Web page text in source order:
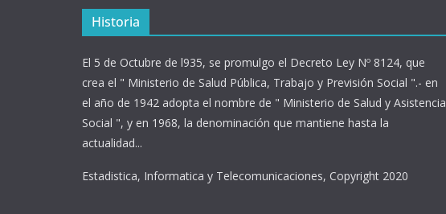
Historia
El 5 de Octubre de l935, se promulgo el Decreto Ley Nº 8124, que
crea el " Ministerio de Salud Pública, Trabajo y Previsión Social ".- en
el año de 1942 adopta el nombre de " Ministerio de Salud y Asistencia
Social ", y en 1968, la denominación que mantiene hasta la
actualidad...
Estadistica, Informatica y Telecomunicaciones, Copyright 2020